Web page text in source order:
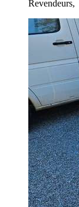
Revendeurs,